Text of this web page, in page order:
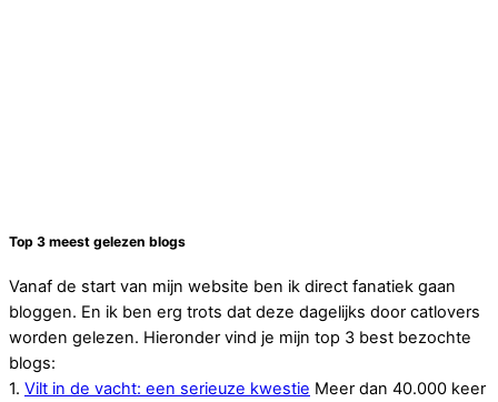
Top 3 meest gelezen blogs
Vanaf de start van mijn website ben ik direct fanatiek gaan
bloggen. En ik ben erg trots dat deze dagelijks door catlovers
worden gelezen. Hieronder vind je mijn top 3 best bezochte
blogs:
1. Vilt in de vacht: een serieuze kwestie Meer dan 40.000 keer